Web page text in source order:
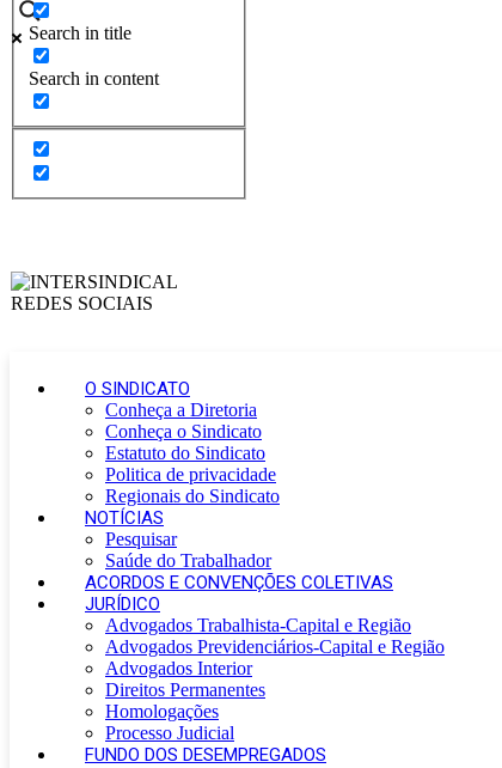
Search in title
Search in content
O SINDICATO
Conheça a Diretoria
Conheça o Sindicato
Estatuto do Sindicato
Politica de privacidade
Regionais do Sindicato
NOTÍCIAS
Pesquisar
Saúde do Trabalhador
ACORDOS E CONVENÇÕES COLETIVAS
JURÍDICO
Advogados Trabalhista-Capital e Região
Advogados Previdenciários-Capital e Região
Advogados Interior
Direitos Permanentes
Homologações
Processo Judicial
FUNDO DOS DESEMPREGADOS